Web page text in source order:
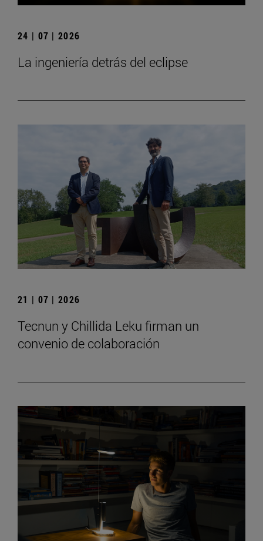
24 | 07 | 2026
La ingeniería detrás del eclipse
21 | 07 | 2026
Tecnun y Chillida Leku firman un
convenio de colaboración